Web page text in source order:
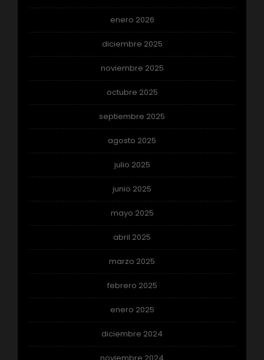
enero 2026
diciembre 2025
noviembre 2025
octubre 2025
septiembre 2025
agosto 2025
julio 2025
junio 2025
mayo 2025
abril 2025
marzo 2025
febrero 2025
enero 2025
diciembre 2024